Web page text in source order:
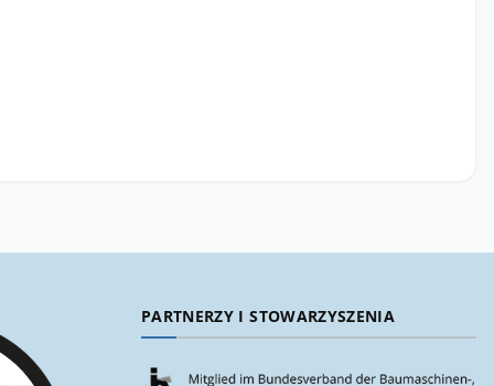
PARTNERZY I STOWARZYSZENIA